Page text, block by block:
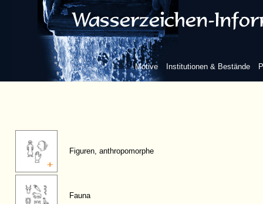
Motive Institutionen & Bestände
Figuren, anthropomorphe
Fauna